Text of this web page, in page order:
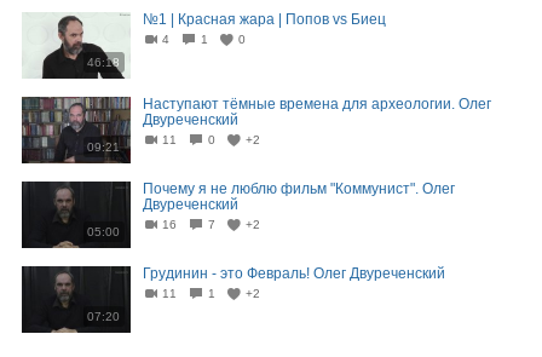
46:18
№1 | Красная жара | Попов vs Биец
4 1 0
09:21
Наступают тёмные времена для археологии. Олег
Двуреченский
11 0 +2
05:00
Почему я не люблю фильм "Коммунист". Олег
Двуреченский
16 7 +2
07:20
Грудинин - это Февраль! Олег Двуреченский
11 1 +2